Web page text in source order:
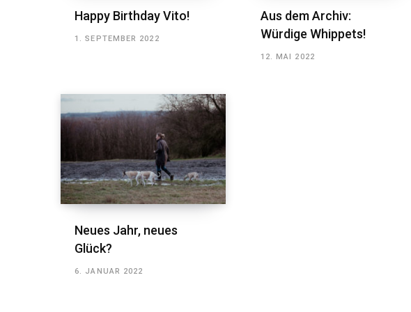
Happy Birthday Vito!
1. SEPTEMBER 2022
Aus dem Archiv:
Würdige Whippets!
12. MAI 2022
Neues Jahr, neues
Glück?
6. JANUAR 2022